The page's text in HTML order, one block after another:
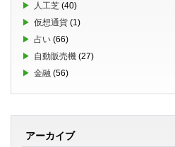
人工芝 (40)
仮想通貨 (1)
占い (66)
自動販売機 (27)
金融 (56)
アーカイブ